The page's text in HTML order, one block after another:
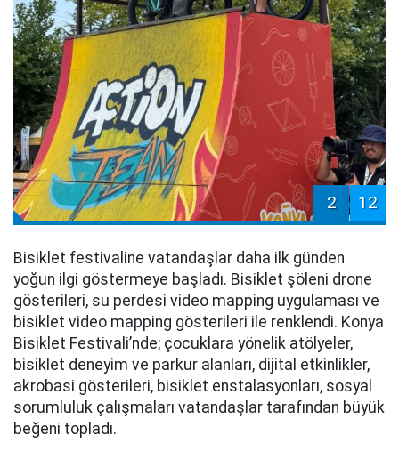
2 12
Bisiklet festivaline vatandaşlar daha ilk günden
yoğun ilgi göstermeye başladı. Bisiklet şöleni drone
gösterileri, su perdesi video mapping uygulaması ve
bisiklet video mapping gösterileri ile renklendi. Konya
Bisiklet Festivali’nde; çocuklara yönelik atölyeler,
bisiklet deneyim ve parkur alanları, dijital etkinlikler,
akrobasi gösterileri, bisiklet enstalasyonları, sosyal
sorumluluk çalışmaları vatandaşlar tarafından büyük
beğeni topladı.